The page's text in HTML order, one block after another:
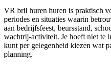
VR bril huren huren is praktisch
periodes en situaties waarin
aan bedrijfsfeest, beursstand,
wachtrij-activiteit. Je hoeft niet te
kunt per gelegenheid kiezen wat
planning.